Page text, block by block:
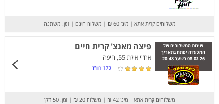
משלוחים קרית אתא | מינ' 60 ₪ | משלוח חינם | זמן: משתנה
שירות המשלוחים של
המסעדה יפתח בתאריך
08.08.26 בשעה 20:48
פיצה מאנצ' קרית חיים
אח"י אילת 55, חיפה
170 חוו”ד
משלוחים קרית אתא | מינ' 42 ₪ | משלוח 20 ₪ | זמן: 50 דק’